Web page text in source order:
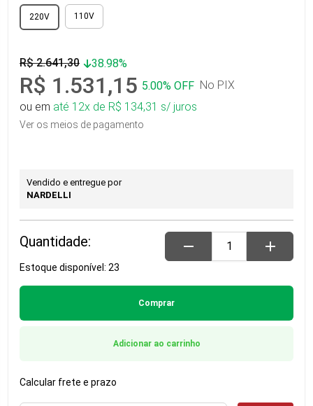
220V 110V
R$ 2.641,30 38.98%
R$ 1.531,15 5.00% OFF No PIX
ou em até 12x de R$ 134,31 s/ juros
Ver os meios de pagamento
Vendido e entregue por
NARDELLI
Quantidade: remove add
Estoque disponível: 23
Comprar
Adicionar ao carrinho
Calcular frete e prazo